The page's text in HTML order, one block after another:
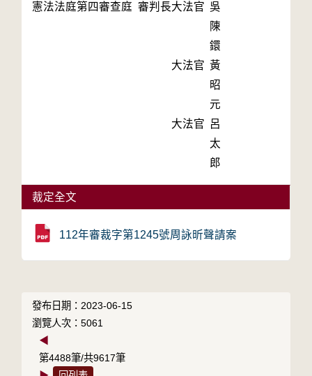
憲法法庭第四審查庭 審判長大法官 吳
陳
鐶
大法官 黃
昭
元
大法官 呂
太
郎
裁定全文
112年審裁字第1245號周詠昕聲請案
發布日期：2023-06-15
瀏覽人次：5061
◀
第4488筆/共9617筆